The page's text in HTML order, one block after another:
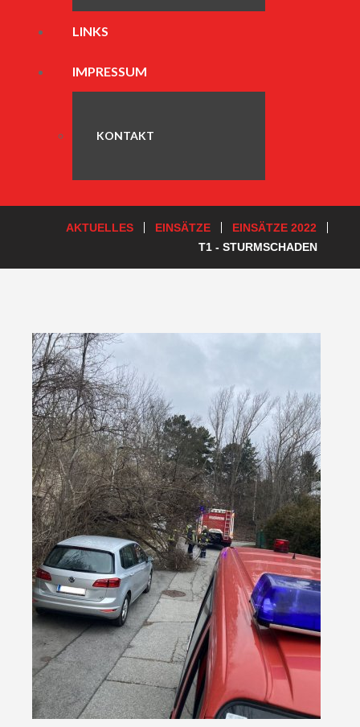
LINKS
IMPRESSUM
KONTAKT
AKTUELLES EINSÄTZE
EINSÄTZE 2022
T1 - STURMSCHADEN